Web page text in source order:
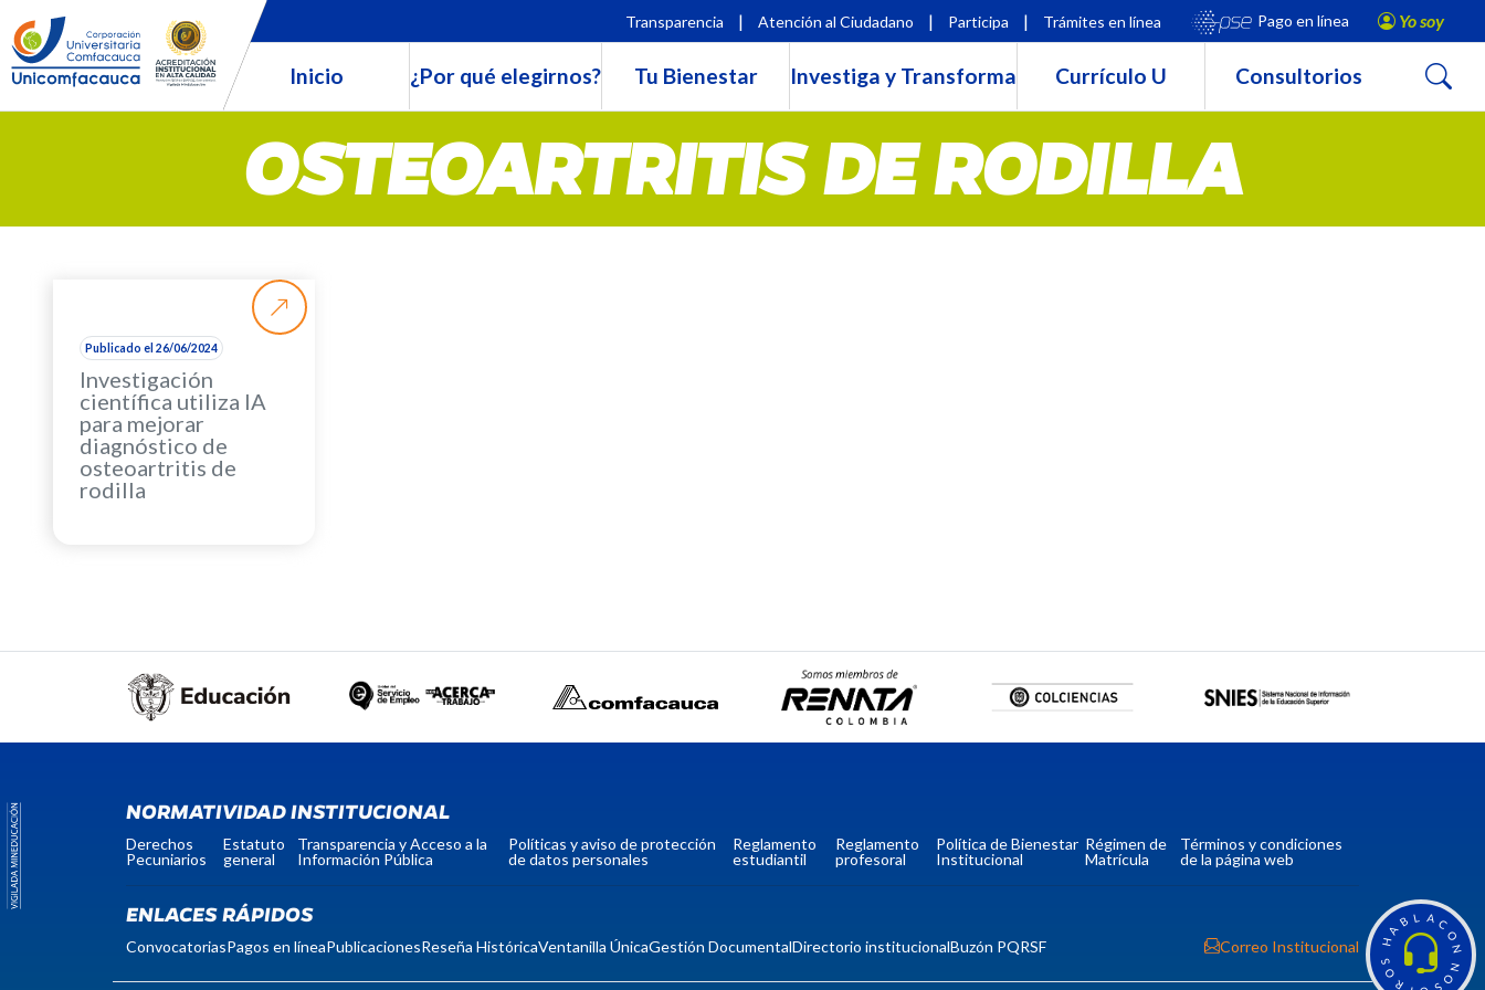
H
A
B L A C
O
N
N
O
R
O
S
Transparencia | Atención al Ciudadano | Participa | Trámites en línea Pago en línea Yo soy
Inicio ¿Por qué elegirnos? Tu Bienestar Investiga y Transforma Currículo U Consultorios Buscar
OSTEOARTRITIS DE RODILLA
Publicado el 26/06/2024
Investigación
científica utiliza IA
para mejorar
diagnóstico de
osteoartritis de
rodilla
NORMATIVIDAD INSTITUCIONAL
Derechos
Pecuniarios
Estatuto
general
Transparencia y Acceso a la
Información Pública
Políticas y aviso de protección
de datos personales
Reglamento
estudiantil
Reglamento
profesoral
Política de Bienestar
Institucional
Régimen de
Matrícula
Términos y condiciones
de la página web
ENLACES RÁPIDOS
ConvocatoriasPagos en líneaPublicacionesReseña HistóricaVentanilla ÚnicaGestión DocumentalDirectorio institucionalBuzón PQRSF Correo Institucional